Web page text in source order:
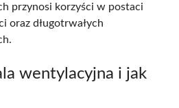
przynosi korzyści w postaci
oraz długotrwałych
wentylacyjna i jak